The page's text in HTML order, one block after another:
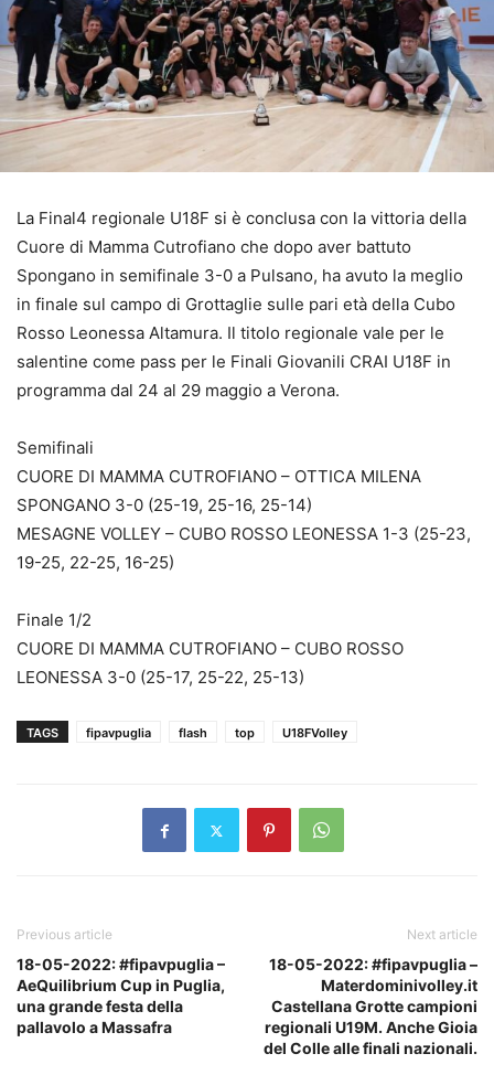
La Final4 regionale U18F si è conclusa con la vittoria della
Cuore di Mamma Cutrofiano che dopo aver battuto
Spongano in semifinale 3-0 a Pulsano, ha avuto la meglio
in finale sul campo di Grottaglie sulle pari età della Cubo
Rosso Leonessa Altamura. Il titolo regionale vale per le
salentine come pass per le Finali Giovanili CRAI U18F in
programma dal 24 al 29 maggio a Verona.
Semifinali
CUORE DI MAMMA CUTROFIANO – OTTICA MILENA
SPONGANO 3-0 (25-19, 25-16, 25-14)
MESAGNE VOLLEY – CUBO ROSSO LEONESSA 1-3 (25-23,
19-25, 22-25, 16-25)
Finale 1/2
CUORE DI MAMMA CUTROFIANO – CUBO ROSSO
LEONESSA 3-0 (25-17, 25-22, 25-13)
TAGS fipavpuglia flash top U18FVolley
Previous article
18-05-2022: #fipavpuglia –
AeQuilibrium Cup in Puglia,
una grande festa della
pallavolo a Massafra
Next article
18-05-2022: #fipavpuglia –
Materdominivolley.it
Castellana Grotte campioni
regionali U19M. Anche Gioia
del Colle alle finali nazionali.